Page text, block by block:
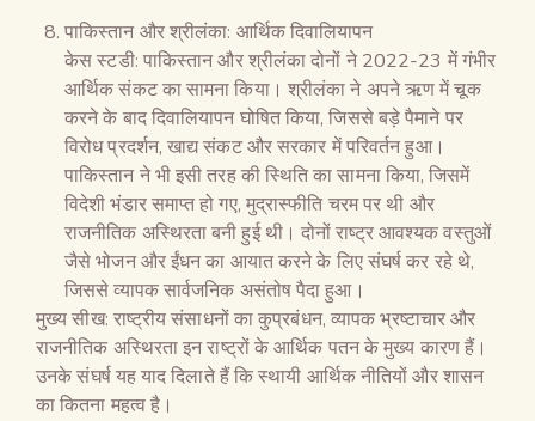
पाकिस्तान और श्रीलंका: आर्थिक दिवालियापन
केस स्टडी: पाकिस्तान और श्रीलंका दोनों ने 2022-23 में गंभीर
आर्थिक संकट का सामना किया। श्रीलंका ने अपने ऋण में चूक
करने के बाद दिवालियापन घोषित किया, जिससे बड़े पैमाने पर
विरोध प्रदर्शन, खाद्य संकट और सरकार में परिवर्तन हुआ।
पाकिस्तान ने भी इसी तरह की स्थिति का सामना किया, जिसमें
विदेशी भंडार समाप्त हो गए, मुद्रास्फीति चरम पर थी और
राजनीतिक अस्थिरता बनी हुई थी। दोनों राष्ट्र आवश्यक वस्तुओं
जैसे भोजन और ईंधन का आयात करने के लिए संघर्ष कर रहे थे,
जिससे व्यापक सार्वजनिक असंतोष पैदा हुआ।
मुख्य सीख: राष्ट्रीय संसाधनों का कुप्रबंधन, व्यापक भ्रष्टाचार और
राजनीतिक अस्थिरता इन राष्ट्रों के आर्थिक पतन के मुख्य कारण हैं।
उनके संघर्ष यह याद दिलाते हैं कि स्थायी आर्थिक नीतियों और शासन
का कितना महत्व है।